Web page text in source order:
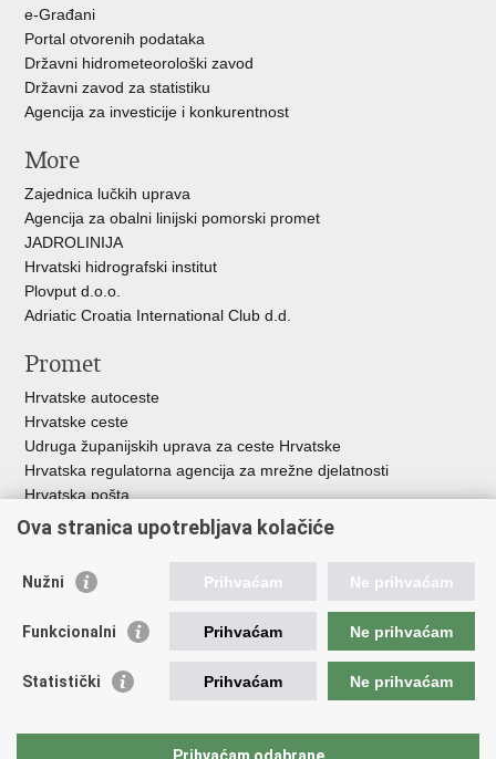
e-Građani
Portal otvorenih podataka
Državni hidrometeorološki zavod
Državni zavod za statistiku
Agencija za investicije i konkurentnost
More
Zajednica lučkih uprava
Agencija za obalni linijski pomorski promet
JADROLINIJA
Hrvatski hidrografski institut
Plovput d.o.o.
Adriatic Croatia International Club d.d.
Promet
Hrvatske autoceste
Hrvatske ceste
Udruga županijskih uprava za ceste Hrvatske
Hrvatska regulatorna agencija za mrežne djelatnosti
Hrvatska pošta
HŽ Infrastruktura d.o.o.
HŽ putnički prijevoz
Agencija za regulaciju tržišta željezničkih usluga
Agencija za sigurnost željezničkog prometa
Međunarodna zračna luka Zagreb - Franjo Tuđman
Hrvatska agencija za civilno zrakoplovstvo
željezničkom prometu
Ova stranica upotrebljava kolačiće
Nužni Prihvaćam Ne prihvaćam
Funkcionalni Prihvaćam Ne prihvaćam
Statistički Prihvaćam Ne prihvaćam